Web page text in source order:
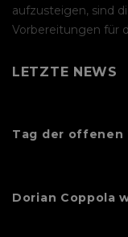
aufzusteigen, sind
Vorbereitungen für
LETZTE NEWS
Tag der offenen
Dorian Coppola